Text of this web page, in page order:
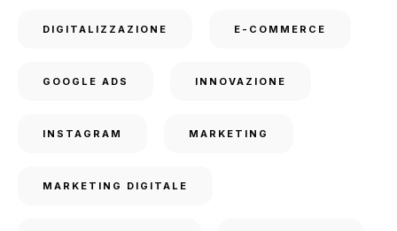
DIGITALIZZAZIONE E-COMMERCE
GOOGLE ADS INNOVAZIONE
INSTAGRAM MARKETING
MARKETING DIGITALE